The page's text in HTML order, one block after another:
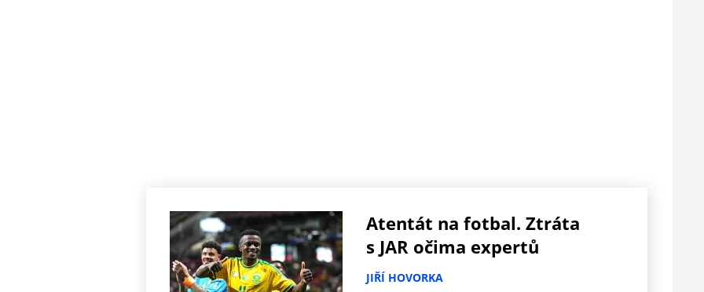
Atentát na fotbal. Ztráta
s JAR očima expertů
JIŘÍ HOVORKA